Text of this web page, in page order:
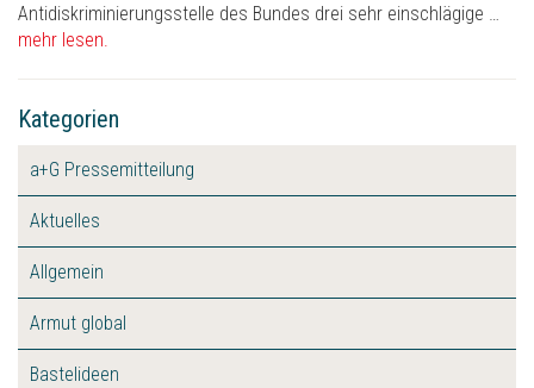
Antidiskriminierungsstelle des Bundes drei sehr einschlägige …
mehr lesen.
Kategorien
a+G Pressemitteilung
Aktuelles
Allgemein
Armut global
Bastelideen